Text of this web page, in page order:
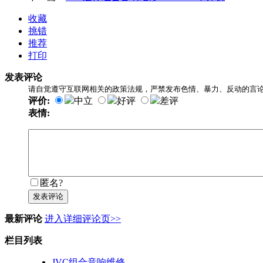
收藏
挑错
推荐
打印
发表评论
请自觉遵守互联网相关的政策法规，严禁发布色情、暴力、反动的言
评价: 中立 好评
差评
表情:
匿名?
发表评论
最新评论 进入详细评论页>>
栏目列表